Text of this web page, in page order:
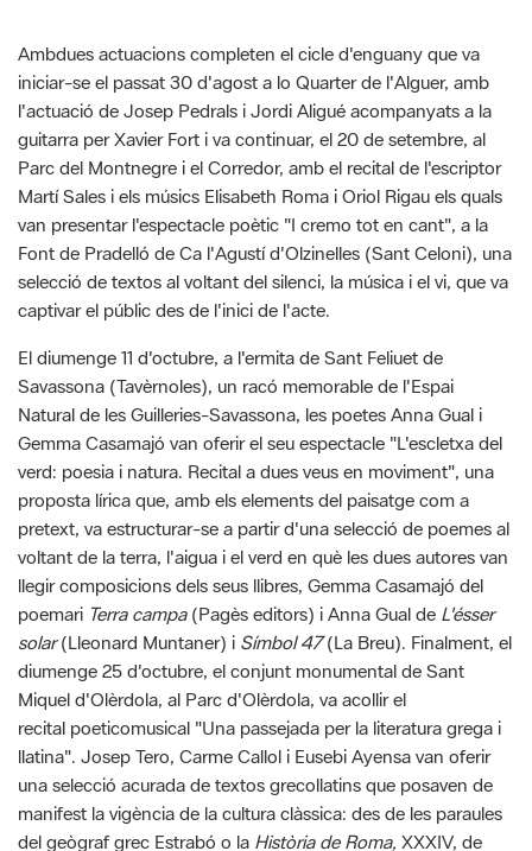
guitarra per Xavier Fort i va continuar, el 20 de setembre, al
Parc del Montnegre i el Corredor, amb el recital de l'escriptor
Martí Sales i els músics Elisabeth Roma i Oriol Rigau els quals
van presentar l'espectacle poètic "I cremo tot en cant", a la
Font de Pradelló de Ca l'Agustí d'Olzinelles (Sant Celoni), una
selecció de textos al voltant del silenci, la música i el vi, que va
captivar el públic des de l'inici de l'acte.
El diumenge 11 d'octubre, a l'ermita de Sant Feliuet de
Savassona (Tavèrnoles), un racó memorable de l'Espai
Natural de les Guilleries-Savassona, les poetes Anna Gual i
Gemma Casamajó van oferir el seu espectacle "L'escletxa del
verd: poesia i natura. Recital a dues veus en moviment", una
proposta lírica que, amb els elements del paisatge com a
pretext, va estructurar-se a partir d'una selecció de poemes al
voltant de la terra, l'aigua i el verd en què les dues autores van
llegir composicions dels seus llibres, Gemma Casamajó del
poemariTerra campa(Pagès editors) i Anna Gual deL'ésser
solar(Lleonard Muntaner) iSímbol 47(La Breu). Finalment, el
diumenge 25 d'octubre, el conjunt monumental de Sant
Miquel d'Olèrdola, al Parc d'Olèrdola, va acollir el
recitalpoeticomusical "Una passejada per la literatura grega i
llatina". Josep Tero, Carme Callol i Eusebi Ayensa van oferir
una selecció acurada de textos grecollatins que posaven de
manifest la vigència de la cultura clàssica: des de les paraules
del geògraf grec Estrabó o laHistòria de Roma,XXXIV, de
Titus Livi; l'estremidora mort de Dido, aEneida, IV, de Virgili; la
celebèrrima primera catilinària de Ciceró; la subtilesa amorosa
d'Horaci i Catul, o la sornegueria delMiles gloriosusde Plaute,